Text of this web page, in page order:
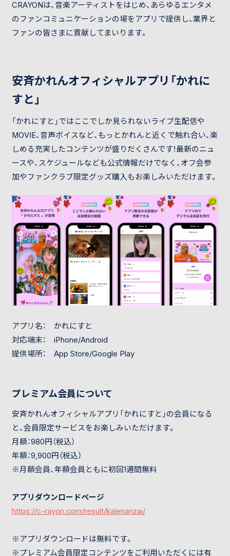
CRAYONは、音楽アーティストをはじめ、あらゆるエンタメ
のファンコミュニケーションの場をアプリで提供し、業界と
ファンの皆さまに貢献してまいります。
安斉かれんオフィシャルアプリ「かれに
すと」
「かれにすと」ではここでしか見られないライブ生配信や
MOVIE、音声ボイスなど、もっとかれんと近くで触れ合い、楽
しめる充実したコンテンツが盛りだくさんです！最新のニュ
ースや、スケジュールなども公式情報だけでなく、オフ会参
加やファンクラブ限定グッズ購入もお楽しみいただけます。
アプリ名： かれにすと
対応端末： iPhone/Android
提供場所： App Store/Google Play
プレミアム会員について
安斉かれんオフィシャルアプリ「かれにすと」の会員になる
と、会員限定サービスをお楽しみいただけます。
月額：980円（税込）
年額：9,900円（税込）
※月額会員、年額会員ともに初回1週間無料
アプリダウンロードページ
https://c-rayon.com/result/kalenanzai/
※アプリダウンロードは無料です。
※プレミアム会員限定コンテンツをご利用いただくには有